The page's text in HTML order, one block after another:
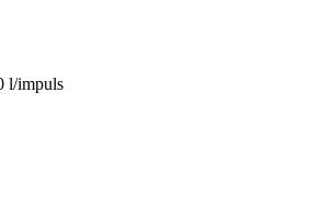
l/impuls